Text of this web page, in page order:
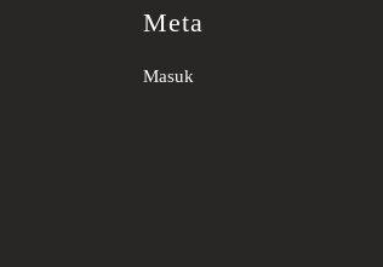
Meta
Masuk